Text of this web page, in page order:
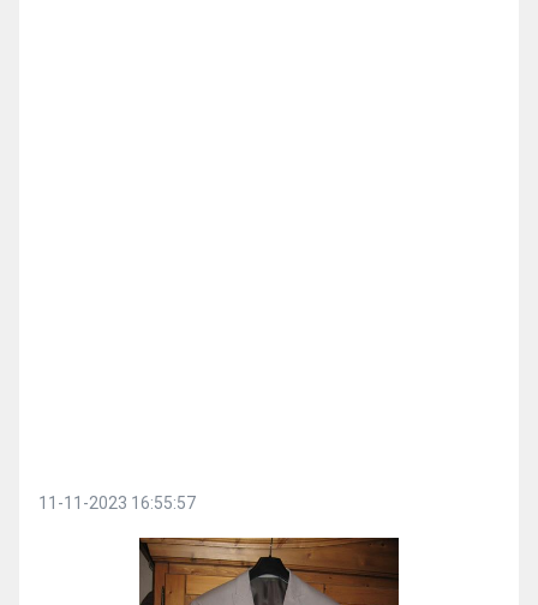
11-11-2023 16:55:57